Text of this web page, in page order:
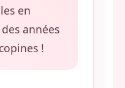
en
années
!